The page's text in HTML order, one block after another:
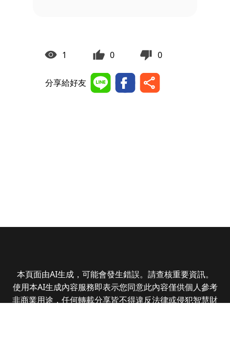
1 0 0
分享給好友
本頁面由AI生成，可能會發生錯誤。請查核重要資訊。
使用本AI生成內容服務即表示您同意此內容僅供個人參考
非商業用途，任何轉載分享皆不得違反法律或侵犯智慧財